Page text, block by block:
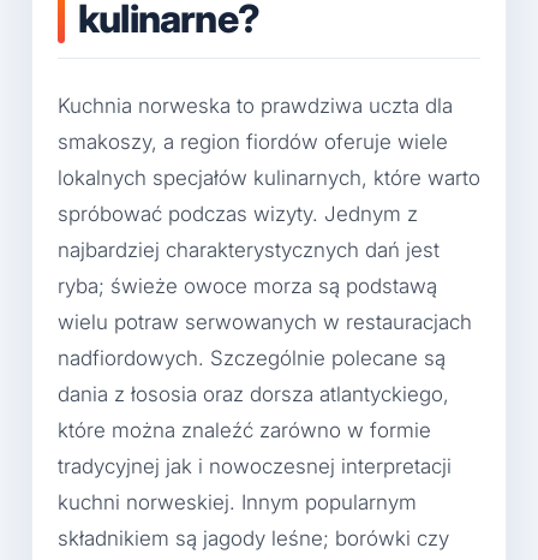
kulinarne?
Kuchnia norweska to prawdziwa uczta dla
smakoszy, a region fiordów oferuje wiele
lokalnych specjałów kulinarnych, które warto
spróbować podczas wizyty. Jednym z
najbardziej charakterystycznych dań jest
ryba; świeże owoce morza są podstawą
wielu potraw serwowanych w restauracjach
nadfiordowych. Szczególnie polecane są
dania z łososia oraz dorsza atlantyckiego,
które można znaleźć zarówno w formie
tradycyjnej jak i nowoczesnej interpretacji
kuchni norweskiej. Innym popularnym
składnikiem są jagody leśne; borówki czy